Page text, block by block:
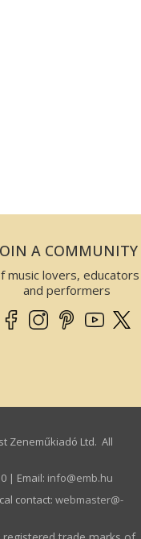
A COMMUNITY
music lovers, educators
and performers
Zeneműkiadó Ltd. All
| Email: info­@­emb.hu
contact: webmaster­@­